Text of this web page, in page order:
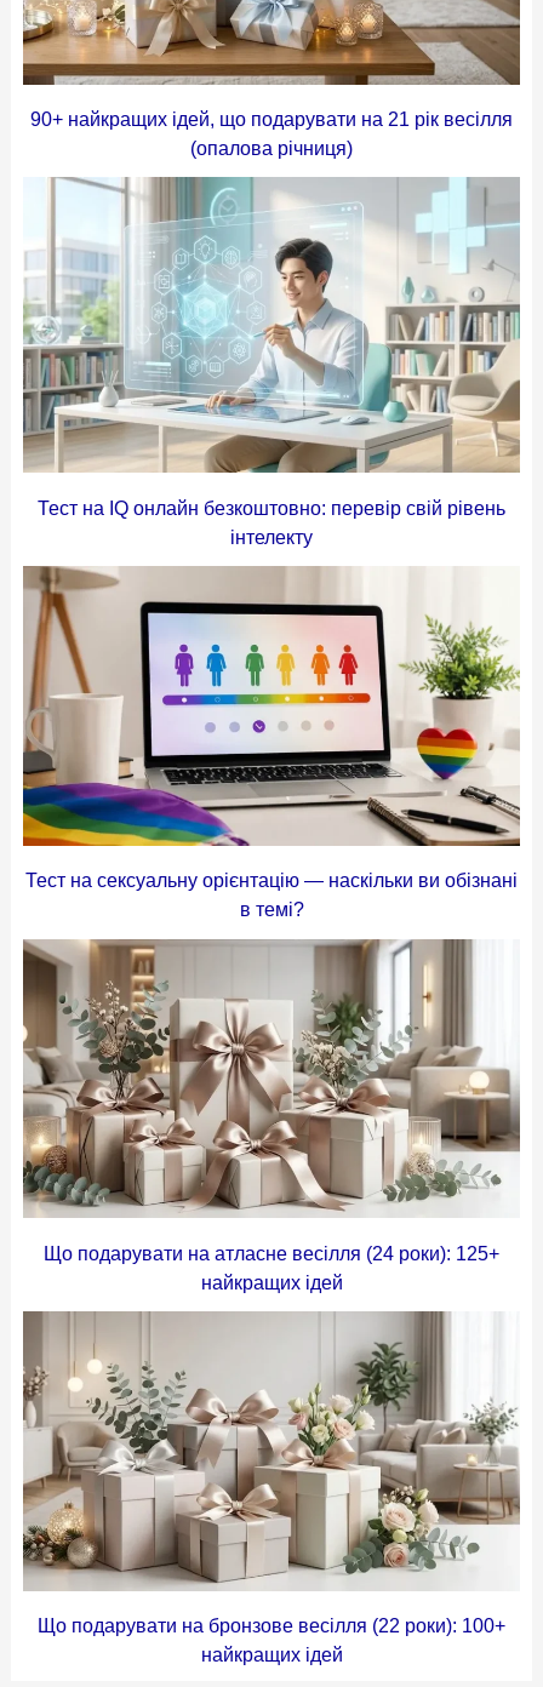
90+ найкращих ідей, що подарувати на 21 рік весілля
(опалова річниця)
Тест на IQ онлайн безкоштовно: перевір свій рівень
інтелекту
Тест на сексуальну орієнтацію — наскільки ви обізнані
в темі?
Що подарувати на атласне весілля (24 роки): 125+
найкращих ідей
Що подарувати на бронзове весілля (22 роки): 100+
найкращих ідей